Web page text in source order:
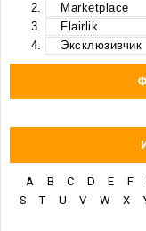
Marketplace
Flairlik
Эксклюзивчик
A B C D E F
S
T U V W X